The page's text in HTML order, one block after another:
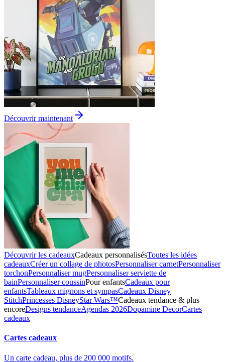
Découvrir maintenant
Découvrir les cadeauxCadeaux personnalisésToutes les idées
cadeauxCréer un collage de photosPersonnaliser carnetPersonnaliser
torchonPersonnaliser mugPersonnaliser serviette de
bainPersonnaliser coussinPour enfantsCadeaux pour
enfantsTableaux mignons et sympasCadeaux Disney
StitchPrincesses DisneyStar Wars™Cadeaux tendance & plus
encoreDesigns tendanceAgendas 2026Dopamine DecorCartes
cadeaux
Cartes cadeaux
Un carte cadeau, plus de 200 000 motifs.